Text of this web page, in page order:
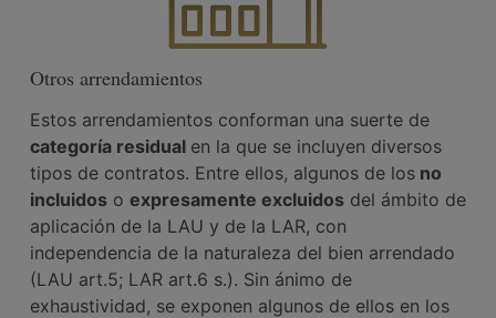
Otros arrendamientos
Estos arrendamientos conforman una suerte de
categoría residual en la que se incluyen diversos
tipos de contratos. Entre ellos, algunos de los no
incluidos o expresamente excluidos del ámbito de
aplicación de la LAU y de la LAR, con
independencia de la naturaleza del bien arrendado
(LAU art.5; LAR art.6 s.). Sin ánimo de
exhaustividad, se exponen algunos de ellos en los